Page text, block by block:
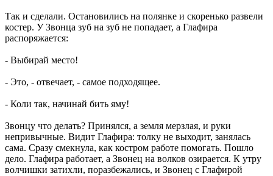
Так и сделали. Остановились на полянке и скоренько развели
костер. У Звонца зуб на зуб не попадает, а Глафира
распоряжается:
- Выбирай место!
- Это, - отвечает, - самое подходящее.
- Коли так, начинай бить яму!
Звонцу что делать? Принялся, а земля мерзлая, и руки
непривычные. Видит Глафира: толку не выходит, занялась
сама. Сразу смекнула, как костром работе помогать. Пошло
дело. Глафира работает, а Звонец на волков озирается. К утру
волчишки затихли, поразбежались, и Звонец с Глафирой